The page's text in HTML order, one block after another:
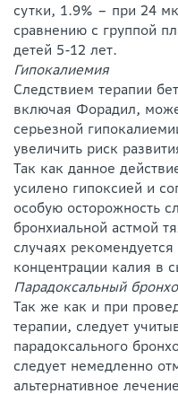
сутки, 1.9% – при 24
сравнению с группой
детей 5-12 лет.
Гипокалиемия
Следствием терапии
включая Форадил,
серьезной
увеличить риск
Так как данное
усилено гипоксией и
особую осторожность
бронхиальной астмой
случаях
концентрации калия в
Парадоксальный
Так же как и при
терапии, следует
парадоксального
следует немедленно
альтернативное